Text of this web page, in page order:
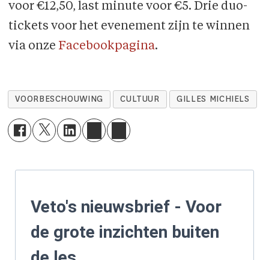
voor €12,50, last minute voor €5. Drie duo-
tickets voor het evenement zijn te winnen
via onze Facebookpagina.
VOORBESCHOUWING CULTUUR GILLES MICHIELS
Veto's nieuwsbrief - Voor
de grote inzichten buiten